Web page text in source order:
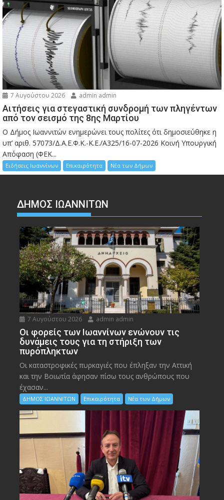
7 Αυγούστου 2026 admin admin
Αιτήσεις για στεγαστική συνδρομή των πληγέντων
από τον σεισμό της 8ης Μαρτίου
Ο Δήμος Ιωαννιτών ενημερώνει τους πολίτες ότι δημοσιεύθηκε η
υπ’ αριθ. 57073/Δ.Α.Ε.Φ.Κ.-Κ.Ε./Α325/16-07-2026 Κοινή Υπουργική
Απόφαση (ΦΕΚ...
Ειδήσεις Ιωαννίνων Επικαιρότητα Νέα των Δήμων
ΔΗΜΟΣ ΙΩΑΝΝΙΤΩΝ
7 Αυγούστου 2026 admin admin
Οι φορείς των Ιωαννίνων ενώνουν τις
δυνάμεις τους για τη στήριξη των
πυρόπληκτων
Οι καταστροφικές πυρκαγιές που έπληξαν την Αττική
και την Bοιωτία άφησαν πίσω τους ανθρώπους που
έχασαν...
ΔΗΜΟΣ ΙΩΑΝΝΙΤΩΝ Επικαιρότητα Νέα των Δήμων